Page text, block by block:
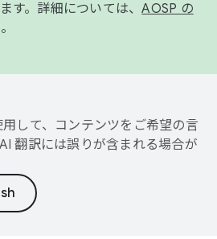
す。詳細については、AOSP の
して、コンテンツをご希望の言
翻訳には誤りが含まれる場合が